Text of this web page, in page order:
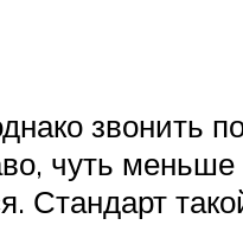
звонить
чуть
Стандарт